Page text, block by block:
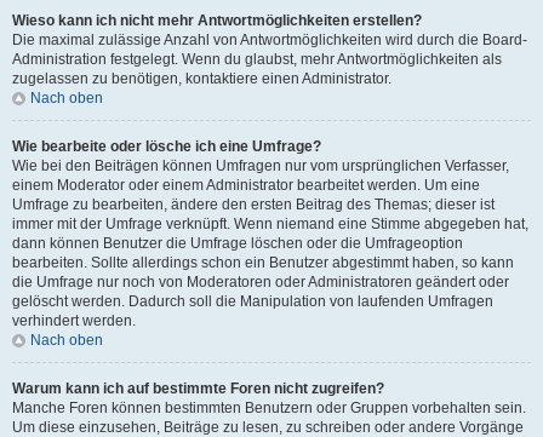
Wieso kann ich nicht mehr Antwortmöglichkeiten erstellen?
Die maximal zulässige Anzahl von Antwortmöglichkeiten wird durch die Board-
Administration festgelegt. Wenn du glaubst, mehr Antwortmöglichkeiten als
zugelassen zu benötigen, kontaktiere einen Administrator.
Nach oben
Wie bearbeite oder lösche ich eine Umfrage?
Wie bei den Beiträgen können Umfragen nur vom ursprünglichen Verfasser,
einem Moderator oder einem Administrator bearbeitet werden. Um eine
Umfrage zu bearbeiten, ändere den ersten Beitrag des Themas; dieser ist
immer mit der Umfrage verknüpft. Wenn niemand eine Stimme abgegeben hat,
dann können Benutzer die Umfrage löschen oder die Umfrageoption
bearbeiten. Sollte allerdings schon ein Benutzer abgestimmt haben, so kann
die Umfrage nur noch von Moderatoren oder Administratoren geändert oder
gelöscht werden. Dadurch soll die Manipulation von laufenden Umfragen
verhindert werden.
Nach oben
Warum kann ich auf bestimmte Foren nicht zugreifen?
Manche Foren können bestimmten Benutzern oder Gruppen vorbehalten sein.
Um diese einzusehen, Beiträge zu lesen, zu schreiben oder andere Vorgänge